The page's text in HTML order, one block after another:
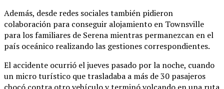
Además, desde redes sociales también pidieron
colaboración para conseguir alojamiento en Townsville
para los familiares de Serena mientras permanezcan en el
país oceánico realizando las gestiones correspondientes.
El accidente ocurrió el jueves pasado por la noche, cuando
un micro turístico que trasladaba a más de 30 pasajeros